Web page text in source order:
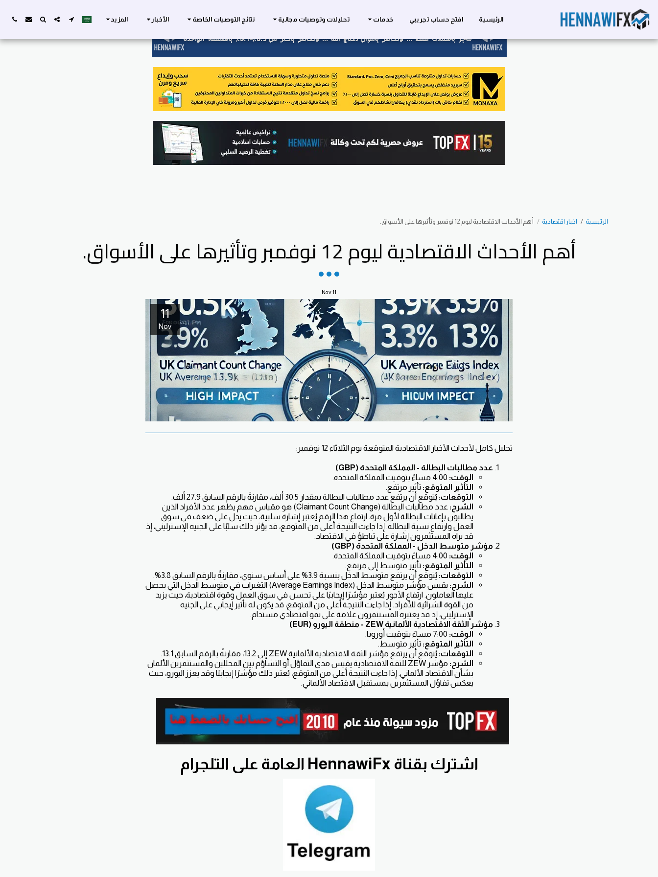
الرئيسية افتح حساب تجريبي خدمات تحليلات وتوصيات مجانية نتائج التوصيات الخاصة الأخبار المزيد
الرئيسية اخبار اقتصادية أهم الأحداث الاقتصادية ليوم 12 نوفمبر وتأثيرها على الأسواق.
أهم الأحداث الاقتصادية ليوم 12 نوفمبر وتأثيرها على الأسواق.
11
Nov
11
Nov
تحليل كامل لأحداث الأخبار الاقتصادية المتوقعة يوم الثلاثاء 12 نوفمبر:
عدد مطالبات البطالة - المملكة المتحدة (GBP)
الوقت:
التأثير المتوقع: تأثير مرتفع.
التوقعات: يُتوقع أن يرتفع عدد مطالبات البطالة بمقدار 30.5 ألف، مقارنةً بالرقم السابق 27.9 ألف.
الشرح:
عدد مطالبات البطالة (Claimant Count Change) هو مقياس مهم يظهر عدد الأفراد الذين
يطالبون بإعانات البطالة لأول مرة. ارتفاع هذا الرقم يُعتبر إشارة سلبية، حيث يدل على ضعف في سوق
العمل وارتفاع نسبة البطالة. إذا جاءت النتيجة أعلى من المتوقع، قد يؤثر ذلك سلبًا على الجنيه الإسترليني، إذ
قد يراه المستثمرون إشارة على تباطؤ في الاقتصاد.
مؤشر متوسط الدخل - المملكة المتحدة (GBP)
الوقت:
التأثير المتوقع: تأثير متوسط إلى مرتفع.
التوقعات: يُتوقع أن يرتفع متوسط الدخل بنسبة 3.9% على أساس سنوي، مقارنةً بالرقم السابق 3.8%.
الشرح:
يقيس مؤشر متوسط الدخل (Average Earnings Index) التغيرات في متوسط الدخل التي يحصل
عليها العاملون. ارتفاع الأجور يُعتبر مؤشرًا إيجابيًا على تحسن في سوق العمل وقوة اقتصادية، حيث يزيد
من القوة الشرائية للأفراد. إذا جاءت النتيجة أعلى من المتوقع، قد يكون له تأثير إيجابي على الجنيه
الإسترليني، إذ قد يعتبره المستثمرون علامة على نمو اقتصادي مستدام.
مؤشر الثقة الاقتصادية الألمانية ZEW - منطقة اليورو (EUR)
الوقت:
التأثير المتوقع: تأثير متوسط.
التوقعات: يُتوقع أن يرتفع مؤشر الثقة الاقتصادية الألمانية ZEW إلى 13.2، مقارنةً بالرقم السابق 13.1.
الشرح:
مؤشر ZEW للثقة الاقتصادية يقيس مدى التفاؤل أو التشاؤم بين المحللين والمستثمرين الألمان
بشأن الاقتصاد الألماني. إذا جاءت النتيجة أعلى من المتوقع، يُعتبر ذلك مؤشرًا إيجابيًا وقد يعزز اليورو، حيث
يعكس تفاؤل المستثمرين بمستقبل الاقتصاد الألماني.
اشترك بقناة HennawiFx العامة على التلجرام